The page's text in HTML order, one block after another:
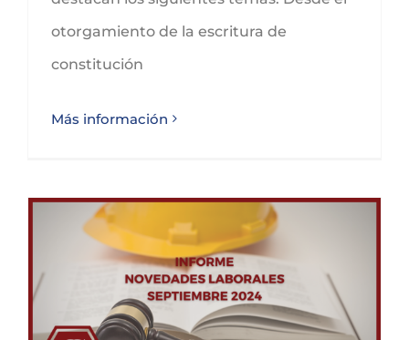
otorgamiento de la escritura de
constitución
Más información